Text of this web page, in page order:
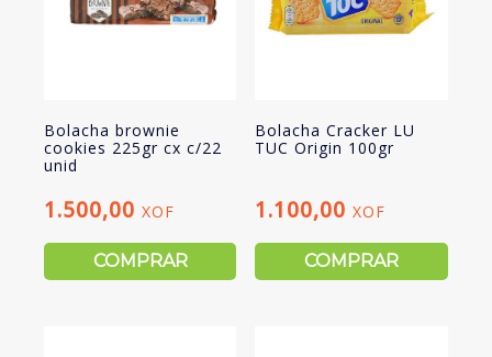
Bolacha brownie
cookies 225gr cx c/22
unid
1.500,00 XOF
COMPRAR
Bolacha Cracker LU
TUC Origin 100gr
1.100,00XOF
COMPRAR